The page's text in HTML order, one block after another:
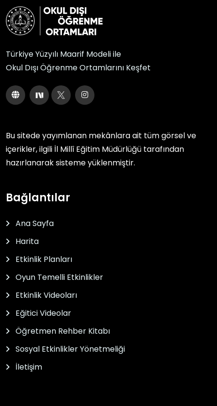
Türkiye Yüzyılı Maarif Modeli ile
Okul Dışı Öğrenme Ortamlarını Keşfet
Bu sitede yayımlanan mekânlara ait tüm görsel ve
içerikler, ilgili İl Millî Eğitim Müdürlüğü tarafından
hazırlanarak sisteme yüklenmiştir.
Bağlantılar
Ana Sayfa
Harita
Etkinlik Planları
Oyun Temelli Etkinlikler
Etkinlik Videoları
Eğitici Videolar
Öğretmen Rehber Kitabı
Sosyal Etkinlikler Yönetmeliği
İletişim